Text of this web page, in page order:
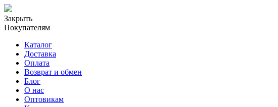
Закрыть
Покупателям
Каталог
Доставка
Оплата
Возврат и обмен
Блог
О нас
Оптовикам